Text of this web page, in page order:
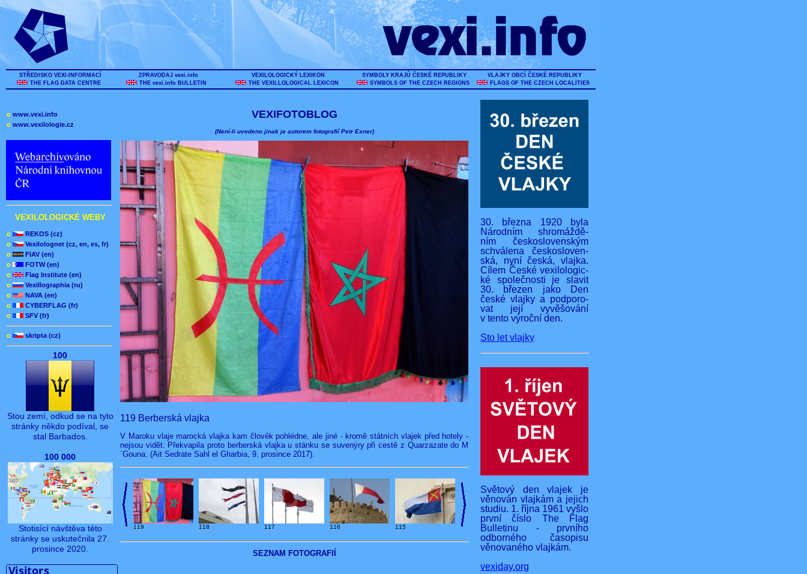
STŘEDISKO VEXI-INFORMACÍ
THE FLAG DATA CENTRE
ZPRAVODAJ vexi.info
THE vexi.info BULLETIN
VEXILOLOGICKÝ LEXIKON
THE VEXILLOLOGICAL LEXICON
SYMBOLY KRAJŮ ČESKÉ REPUBLIKY
SYMBOLS OF THE CZECH REGIONS
VLAJKY OBCÍ ČESKÉ REPUBLIKY
FLAGS OF THE CZECH LOCALITIES
o www.vexi.info
o www.vexilologie.cz
VEXILOLOGICKÉ WEBY
o
REKOS (cz)
o
Vexilolognet (cz, en, es, fr)
o
FIAV (en)
o
FOTW (en)
o
Flag Institute (en)
o
Vexillographia (ru)
o
NAVA (en)
o
CYBERFLAG (fr)
o
SFV (fr)
o skripta (cz)
100
Stou zemí, odkud se na tyto
stránky někdo podíval, se
stal Barbados.
100 000
Stotisící návštěva této
stránky se uskutečnila 27.
prosince 2020.
VEXIFOTOBLOG
(Není-li uvedeno jinak je autorem fotografií Petr Exner)
119 Berberská vlajka
V Maroku vlaje marocká vlajka kam člověk pohlédne, ale jiné - kromě státních vlajek před hotely -
nejsou vidět. Překvapila proto berberská vlajka u stánku se suvenýry při cestě z Quarzazate do M
´Gouna. (Ait Sedrate Sahl el Gharbia, 9. prosince 2017).
119 118 117 116 115
SEZNAM FOTOGRAFIÍ
30. března 1920 byla
Národním shromáždě-
ním československým
schválena českosloven-
ská, nyní česká, vlajka.
Cílem České vexilologic-
ké společnosti je slavit
30. březen jako Den
české vlajky a podporo-
vat její vyvěšování
v tento výroční den.
Sto let vlajky
Světový den vlajek je
věnován vlajkám a jejich
studiu. 1. října 1961 vyšlo
první číslo The Flag
Bulletinu - prvního
odborného časopisu
věnovaného vlajkám.
vexiday.org